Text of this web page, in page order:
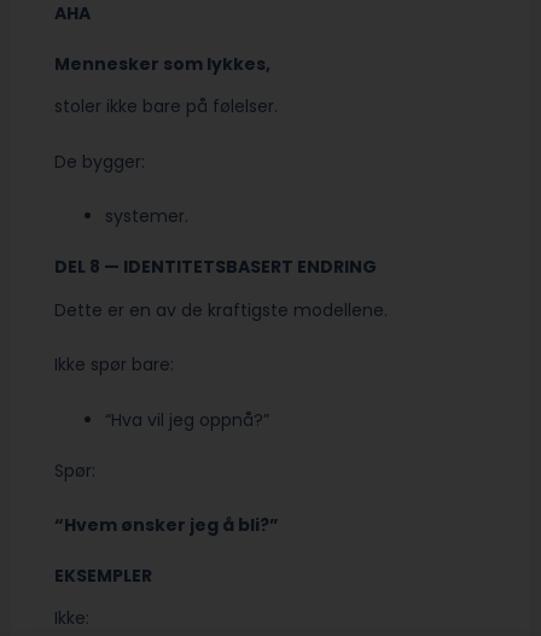
AHA
Mennesker som lykkes,
stoler ikke bare på følelser.
De bygger:
systemer.
DEL 8 — IDENTITETSBASERT ENDRING
Dette er en av de kraftigste modellene.
Ikke spør bare:
“Hva vil jeg oppnå?”
Spør:
“Hvem ønsker jeg å bli?”
EKSEMPLER
Ikke: